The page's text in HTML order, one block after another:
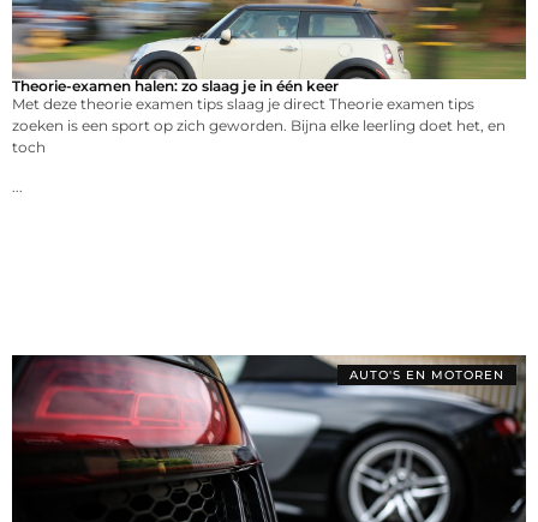
Theorie-examen halen: zo slaag je in één keer
Met deze theorie examen tips slaag je direct Theorie examen tips
zoeken is een sport op zich geworden. Bijna elke leerling doet het, en
toch
AUTO'S EN MOTOREN